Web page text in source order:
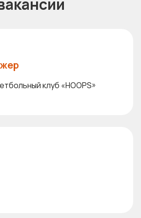
клуб «HOOPS»